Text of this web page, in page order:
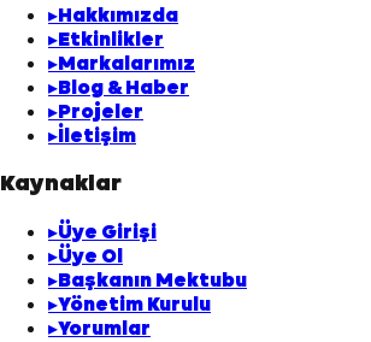
▸Hakkımızda
▸Etkinlikler
▸Markalarımız
▸Blog & Haber
▸Projeler
▸İletişim
Kaynaklar
▸Üye Girişi
▸Üye Ol
▸Başkanın Mektubu
▸Yönetim Kurulu
▸Yorumlar